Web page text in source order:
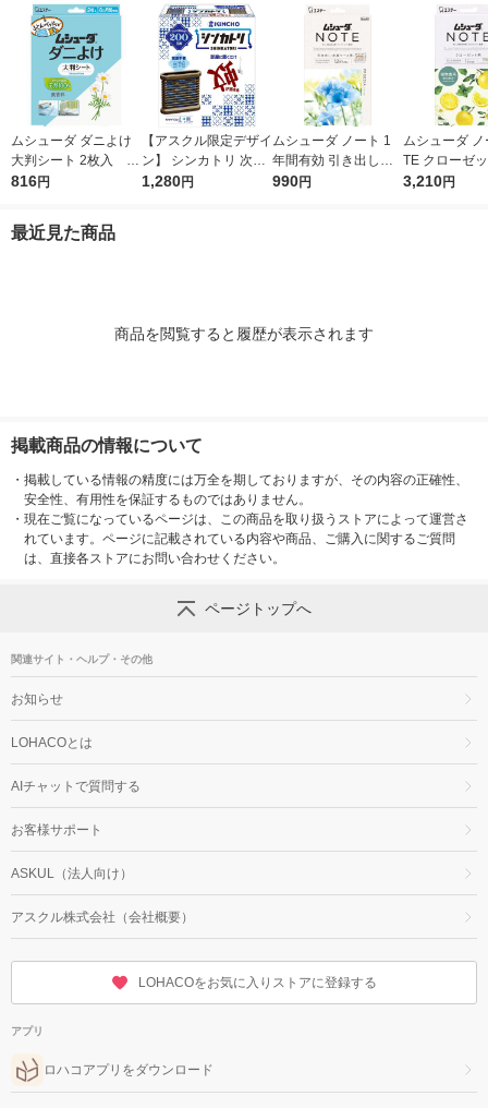
ムシューダ ダニよけ
大判シート 2枚入 ダ
ニ除け エステー
816円
【アスクル限定デザイ
ン】 シンカトリ 次世
代型 屋内蚊取り 電源
1,280円
ムシューダ ノート 1
年間有効 引き出し・
衣装ケース用 フリー
990円
ムシューダ
TE クローゼ
類 防虫剤 ペ
3,210円
最近見た商品
商品を閲覧すると履歴が表示されます
掲載商品の情報について
・ 掲載している情報の精度には万全を期しておりますが、その内容の正確性、
安全性、有用性を保証するものではありません。
・ 現在ご覧になっているページは、この商品を取り扱うストアによって運営さ
れています。ページに記載されている内容や商品、ご購入に関するご質問
は、直接各ストアにお問い合わせください。
ページトップへ
関連サイト・ヘルプ・その他
お知らせ
LOHACOとは
AIチャットで質問する
お客様サポート
ASKUL（法人向け）
アスクル株式会社（会社概要）
LOHACOをお気に入りストアに登録する
アプリ
ロハコアプリをダウンロード